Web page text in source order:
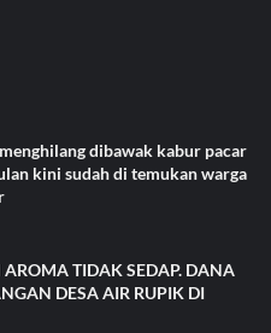
dibawak kabur pacar
kini sudah di temukan warga
TIDAK SEDAP. DANA
DESA AIR RUPIK DI